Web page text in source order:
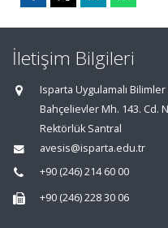
İletişim Bilgileri
Isparta Uygulamalı
Bahçelievler Mh. 143. Cd.
Rektörlük Santral
avesis@isparta.edu.tr
+90 (246) 214 60 00
+90 (246) 228 30 06